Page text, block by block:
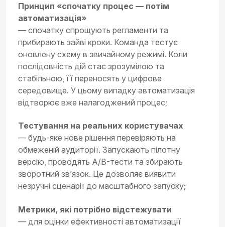
Принцип «спочатку процес — потім
автоматизація»
— спочатку спрощують регламенти та
прибирають зайві кроки. Команда тестує
оновлену схему в звичайному режимі. Коли
послідовність дій стає зрозумілою та
стабільною, її переносять у цифрове
середовище. У цьому випадку автоматизація
відтворює вже налагоджений процес;
Тестування на реальних користувачах
— будь-яке нове рішення перевіряють на
обмеженій аудиторії. Запускають пілотну
версію, проводять A/B-тести та збирають
зворотний зв’язок. Це дозволяє виявити
незручні сценарії до масштабного запуску;
Метрики, які потрібно відстежувати
— для оцінки ефективності автоматизації